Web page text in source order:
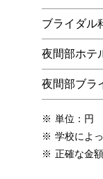
ブライダル
夜間部ホテ
夜間部ブラ
単位：円
学校によ
正確な金